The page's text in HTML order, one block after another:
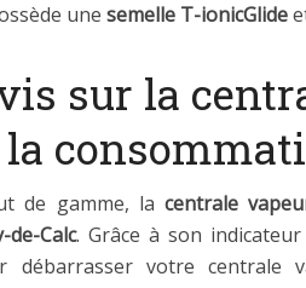
une semelle T-ionicGlide
sur la
de gamme, la centrale
de-Calc. Grâce à son
débarrasser votre centrale